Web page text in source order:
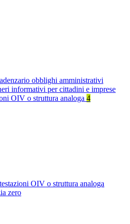
obblighi amministrativi
informativi per cittadini e imprese
OIV o struttura analoga 4
OIV o struttura analoga
zero